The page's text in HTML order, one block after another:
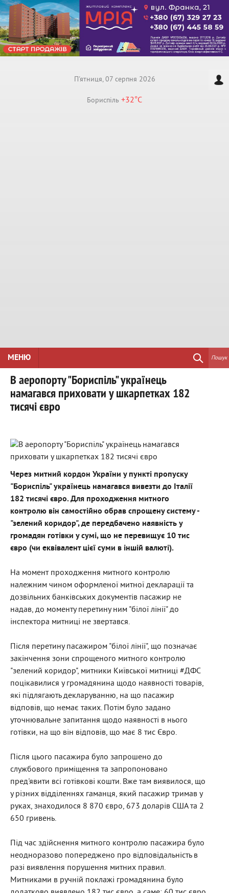
П'ятниця, 07 серпня 2026
Бориспiль +32°C
МЕНЮ Пошук
В аеропорту "Бориспіль" українець
намагався приховати у шкарпетках 182
тисячі євро
Через митний кордон України у пункті пропуску
"Бориспіль" українець намагався вивезти до Італії
182 тисячі євро. Для проходження митного
контролю він самостійно обрав спрощену систему -
"зелений коридор", де передбачено наявність у
громадян готівки у сумі, що не перевищує 10 тис
євро (чи еквівалент цієї суми в іншій валюті).
На момент проходження митного контролю
належним чином оформленої митної декларації та
дозвільних банківських документів пасажир не
надав, до моменту перетину ним "білої лінії" до
інспектора митниці не звертався.
Після перетину пасажиром "білої лінії", що позначає
закінчення зони спрощеного митного контролю
"зелений коридор", митники Київської митниці #ДФС
поцікавилися у громадянина щодо наявності товарів,
які підлягають декларуванню, на що пасажир
відповів, що немає таких. Потім було задано
уточнювальне запитання щодо наявності в нього
готівки, на що він відповів, що має 8 тис Євро.
Після цього пасажира було запрошено до
службового приміщення та запропоновано
пред'явити всі готівкові кошти. Вже там виявилося, що
у різних відділеннях гаманця, який пасажир тримав у
руках, знаходилося 8 870 євро, 673 доларів США та 2
650 гривень.
Під час здійснення митного контролю пасажира було
неодноразово попереджено про відповідальність в
разі виявлення порушення митних правил.
Митниками в ручній поклажі громадянина було